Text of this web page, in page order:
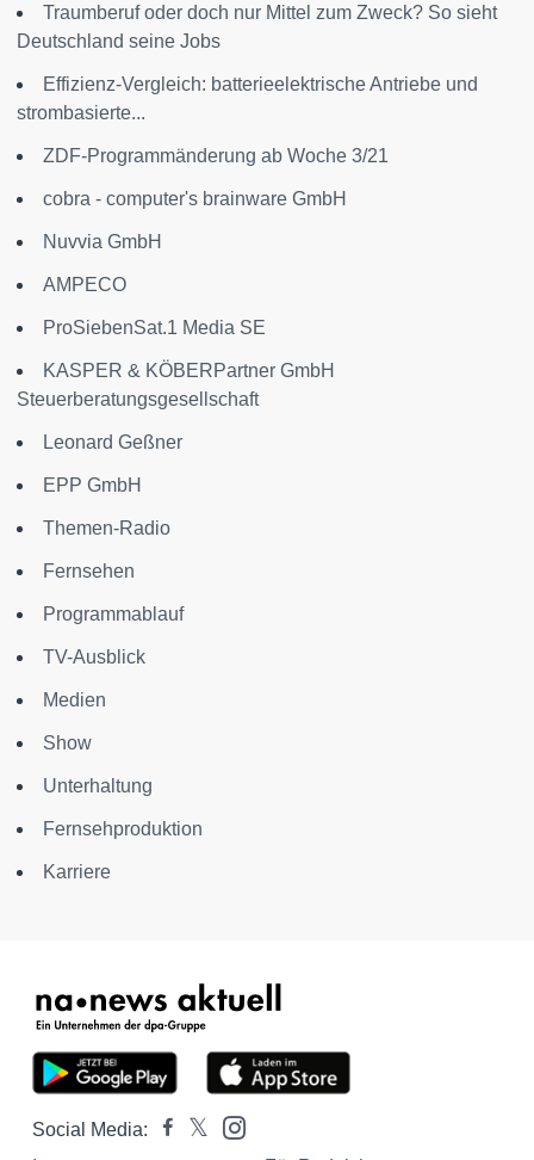
Traumberuf oder doch nur Mittel zum Zweck? So sieht
Deutschland seine Jobs
Effizienz-Vergleich: batterieelektrische Antriebe und
strombasierte...
ZDF-Programmänderung ab Woche 3/21
cobra - computer's brainware GmbH
Nuvvia GmbH
AMPECO
ProSiebenSat.1 Media SE
KASPER & KÖBERPartner GmbH
Steuerberatungsgesellschaft
Leonard Geßner
EPP GmbH
Themen-Radio
Fernsehen
Programmablauf
TV-Ausblick
Medien
Show
Unterhaltung
Fernsehproduktion
Karriere
Social Media: